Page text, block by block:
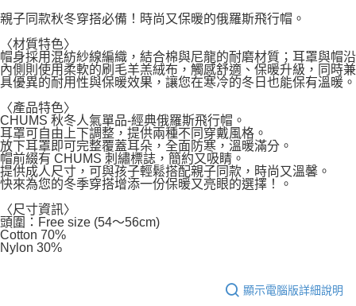
親子同款秋冬穿搭必備！時尚又保暖的俄羅斯飛行帽。
〈材質特色〉
帽身採用混紡紗線編織，結合棉與尼龍的耐磨材質；耳罩與帽沿
內側則使用柔軟的刷毛羊羔絨布，觸感舒適、保暖升級，同時兼
具優異的耐用性與保暖效果，讓您在寒冷的冬日也能保有溫暖。
〈產品特色〉
CHUMS 秋冬人氣單品-經典俄羅斯飛行帽。
耳罩可自由上下調整，提供兩種不同穿戴風格。
放下耳罩即可完整覆蓋耳朵，全面防寒，溫暖滿分。
帽前綴有 CHUMS 刺繡標誌，簡約又吸睛。
提供成人尺寸，可與孩子輕鬆搭配親子同款，時尚又溫馨。
快來為您的冬季穿搭增添一份保暖又亮眼的選擇！。
〈尺寸資訊〉
頭圍：Free size (54～56cm)
Cotton 70%
Nylon 30%
顯示電腦版詳細說明